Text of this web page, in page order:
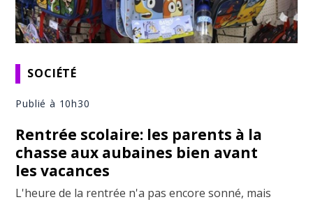
SOCIÉTÉ
Publié à 10h30
Rentrée scolaire: les parents à la
chasse aux aubaines bien avant
les vacances
L'heure de la rentrée n'a pas encore sonné, mais